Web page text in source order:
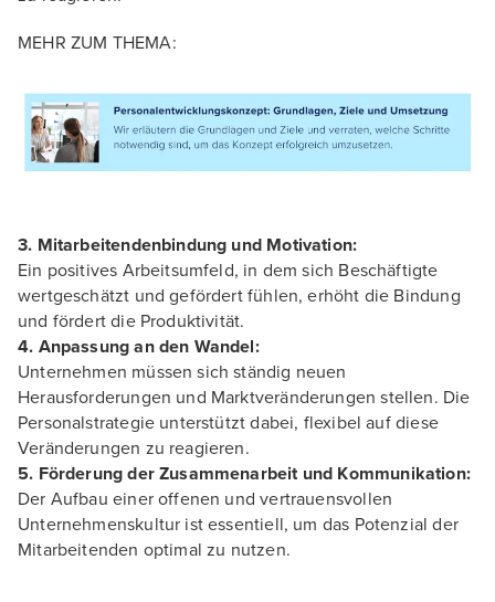
MEHR ZUM THEMA:
3. Mitarbeitendenbindung und Motivation:
Ein positives Arbeitsumfeld, in dem sich Beschäftigte
wertgeschätzt und gefördert fühlen, erhöht die Bindung
und fördert die Produktivität.
4. Anpassung an den Wandel:
Unternehmen müssen sich ständig neuen
Herausforderungen und Marktveränderungen stellen. Die
Personalstrategie unterstützt dabei, flexibel auf diese
Veränderungen zu reagieren.
5. Förderung der Zusammenarbeit und Kommunikation:
Der Aufbau einer offenen und vertrauensvollen
Unternehmenskultur ist essentiell, um das Potenzial der
Mitarbeitenden optimal zu nutzen.